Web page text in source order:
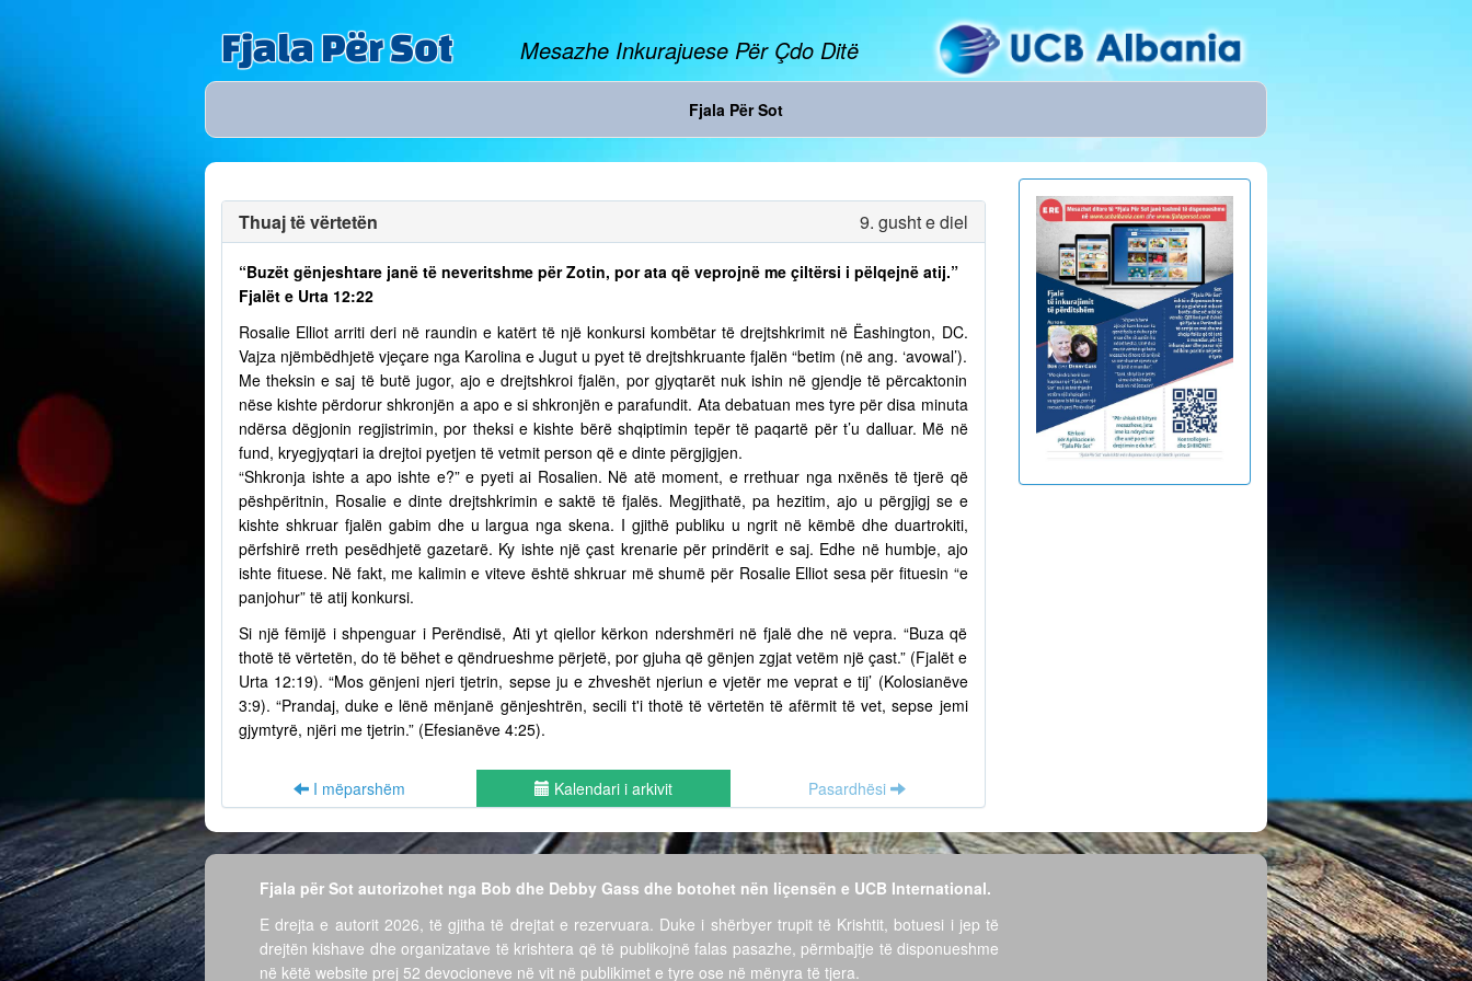
Fjala Për Sot Mesazhe Inkurajuese Për Çdo Ditë
Fjala Për Sot
Thuaj të vërtetën 9. gusht e diel
“Buzët gënjeshtare janë të neveritshme për Zotin, por ata që veprojnë me çiltërsi i pëlqejnë atij.”
Fjalët e Urta 12:22
Rosalie Elliot arriti deri në raundin e katërt të një konkursi kombëtar të drejtshkrimit në Ëashington, DC.
Vajza njëmbëdhjetë vjeçare nga Karolina e Jugut u pyet të drejtshkruante fjalën “betim (në ang. ‘avowal’).
Me theksin e saj të butë jugor, ajo e drejtshkroi fjalën, por gjyqtarët nuk ishin në gjendje të përcaktonin
nëse kishte përdorur shkronjën a apo e si shkronjën e parafundit. Ata debatuan mes tyre për disa minuta
ndërsa dëgjonin regjistrimin, por theksi e kishte bërë shqiptimin tepër të paqartë për t’u dalluar. Më në
fund, kryegjyqtari ia drejtoi pyetjen të vetmit person që e dinte përgjigjen.
“Shkronja ishte a apo ishte e?” e pyeti ai Rosalien. Në atë moment, e rrethuar nga nxënës të tjerë që
pëshpëritnin, Rosalie e dinte drejtshkrimin e saktë të fjalës. Megjithatë, pa hezitim, ajo u përgjigj se e
kishte shkruar fjalën gabim dhe u largua nga skena. I gjithë publiku u ngrit në këmbë dhe duartrokiti,
përfshirë rreth pesëdhjetë gazetarë. Ky ishte një çast krenarie për prindërit e saj. Edhe në humbje, ajo
ishte fituese. Në fakt, me kalimin e viteve është shkruar më shumë për Rosalie Elliot sesa për fituesin “e
panjohur” të atij konkursi.
Si një fëmijë i shpenguar i Perëndisë, Ati yt qiellor kërkon ndershmëri në fjalë dhe në vepra. “Buza që
thotë të vërtetën, do të bëhet e qëndrueshme përjetë, por gjuha që gënjen zgjat vetëm një çast.” (Fjalët e
Urta 12:19). “Mos gënjeni njeri tjetrin, sepse ju e zhveshët njeriun e vjetër me veprat e tij’ (Kolosianëve
3:9). “Prandaj, duke e lënë mënjanë gënjeshtrën, secili t'i thotë të vërtetën të afërmit të vet, sepse jemi
gjymtyrë, njëri me tjetrin.” (Efesianëve 4:25).
I mëparshëm Kalendari i arkivit Pasardhësi
Fjala për Sot autorizohet nga Bob dhe Debby Gass dhe botohet nën liçensën e UCB International.
E drejta e autorit 2026, të gjitha të drejtat e rezervuara. Duke i shërbyer trupit të Krishtit, botuesi i jep të
drejtën kishave dhe organizatave të krishtera që të publikojnë falas pasazhe, përmbajtje të disponueshme
në këtë website prej 52 devocioneve në vit në publikimet e tyre ose në mënyra të tjera.